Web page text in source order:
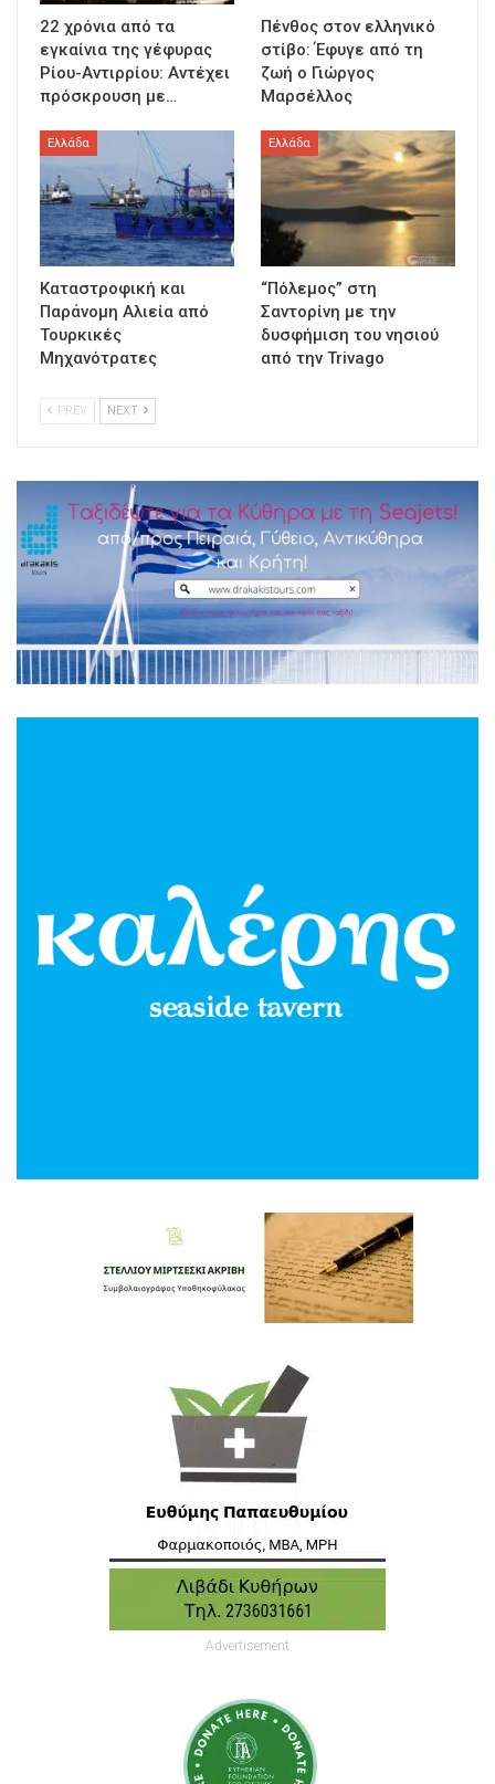
22 χρόνια από τα
εγκαίνια της γέφυρας
Ρίου-Αντιρρίου: Αντέχει
πρόσκρουση με…
Πένθος στον ελληνικό
στίβο: Έφυγε από τη
ζωή ο Γιώργος
Μαρσέλλος
Ελλάδα
Καταστροφική και
Παράνομη Αλιεία από
Τουρκικές
Μηχανότρατες
Ελλάδα
“Πόλεμος” στη
Σαντορίνη με την
δυσφήμιση του νησιού
από την Trivago
PREV NEXT
Advertisement